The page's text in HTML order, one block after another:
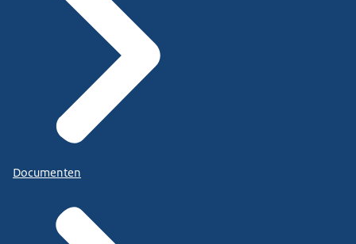
Documenten